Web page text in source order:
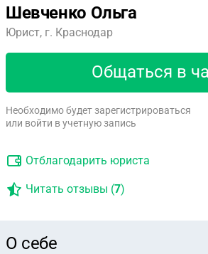
Шевченко Ольга
Юрист, г. Краснодар
Общаться в
Необходимо будет зарегистрироваться
или войти в учетную запись
Отблагодарить юриста
Читать отзывы (7)
О себе